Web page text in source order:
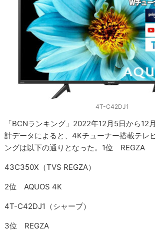
4T-C42DJ1
「BCNランキング」2022年12月5日から12
計データによると、4Kチューナー搭載テレ
ングは以下の通りとなった。1位 REGZA
43C350X（TVS REGZA）
2位 AQUOS 4K
4T-C42DJ1（シャープ）
3位 REGZA